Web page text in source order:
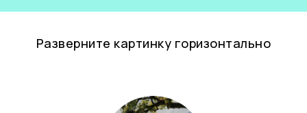
Разверните картинку горизонтально